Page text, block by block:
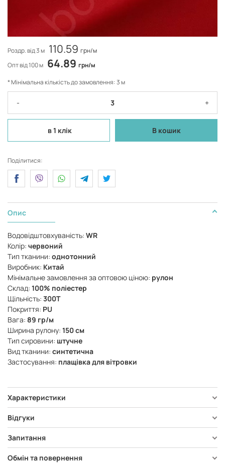
Роздр. від 3 м 110.59 грн/м
Опт від 100 м 64.89 грн/м
* Мінімальна кількість до замовлення: 3 м
- +
в 1 клік В кошик
Поділитися:
Опис
Водовідштовхуваність: WR
Колір: червоний
Тип тканини: однотонний
Виробник: Китай
Мінімальне замовлення за оптовою ціною: рулон
Склад: 100% поліестер
Щільність: 300Т
Покриття: PU
Вага: 89 гр/м
Ширина рулону: 150 см
Тип сировини: штучне
Вид тканини: синтетична
Застосування: плащівка для вітровки
Характеристики
Відгуки
Запитання
Обмін та повернення